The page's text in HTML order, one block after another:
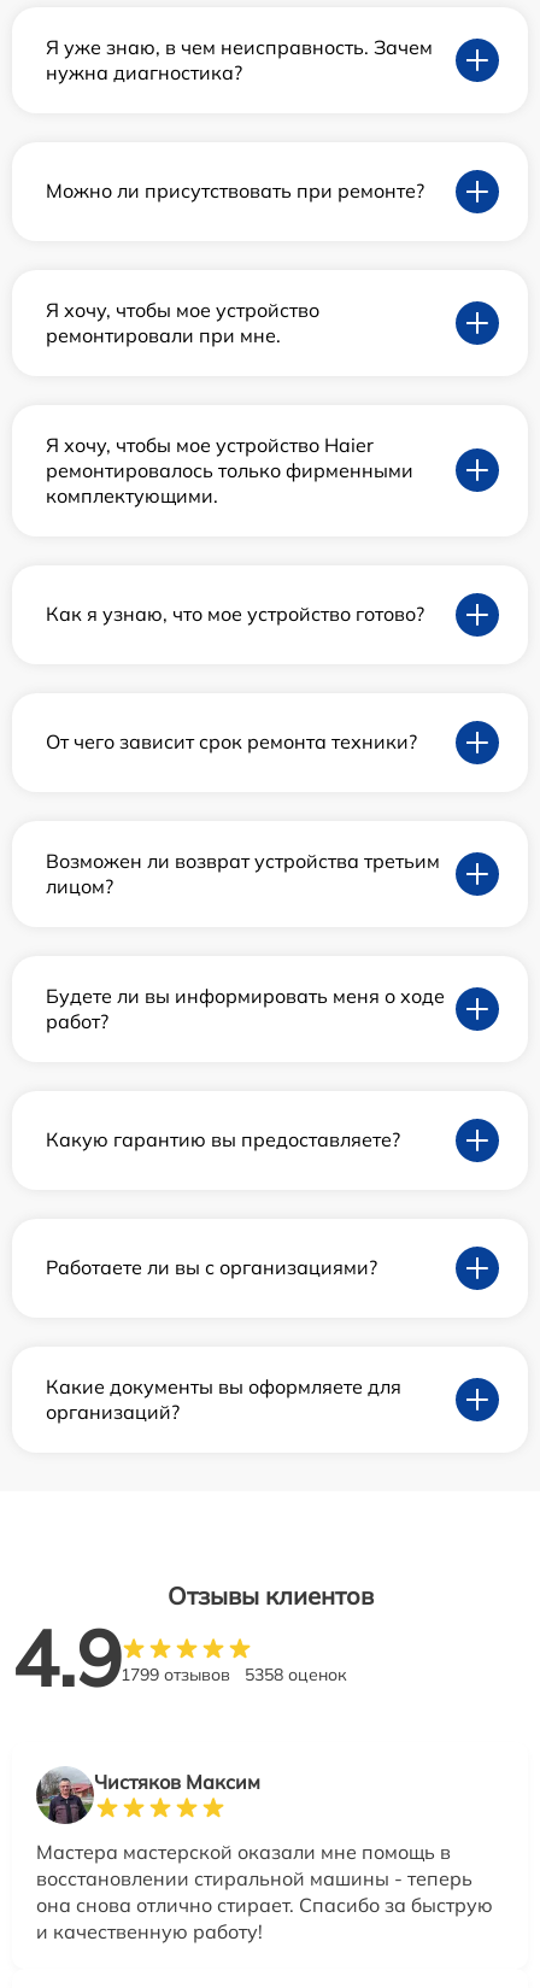
Я уже знаю, в чем неисправность. Зачем
нужна диагностика?
Можно ли присутствовать при ремонте?
Я хочу, чтобы мое устройство
ремонтировали при мне.
Я хочу, чтобы мое устройство Haier
ремонтировалось только фирменными
комплектующими.
Как я узнаю, что мое устройство готово?
От чего зависит срок ремонта техники?
Возможен ли возврат устройства третьим
лицом?
Будете ли вы информировать меня о ходе
работ?
Какую гарантию вы предоставляете?
Работаете ли вы с организациями?
Какие документы вы оформляете для
организаций?
Отзывы клиентов
4.91799 отзывов 5358 оценок
Чистяков Максим
Мастера мастерской оказали мне помощь в
восстановлении стиральной машины - теперь
она снова отлично стирает. Спасибо за быструю
и качественную работу!